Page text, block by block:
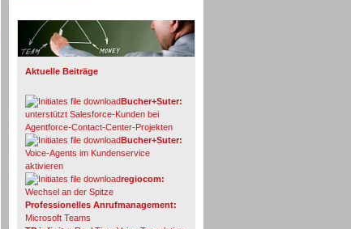
Aktuelle Beiträge
Bucher+Suter:
unterstützt Salesforce-Kunden bei
Agentforce-Contact-Center-Projekten
Bucher+Suter:
Voice-Agents im Kundenservice
aktivieren
regiocom:
Wechsel an der Spitze
Professionelles Anrufmanagement:
Microsoft Teams